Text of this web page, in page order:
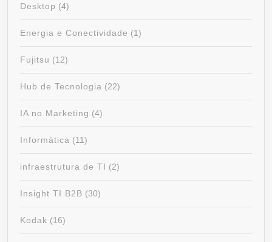
Desktop (4)
Energia e Conectividade (1)
Fujitsu (12)
Hub de Tecnologia (22)
IA no Marketing (4)
Informática (11)
infraestrutura de TI (2)
Insight TI B2B (30)
Kodak (16)